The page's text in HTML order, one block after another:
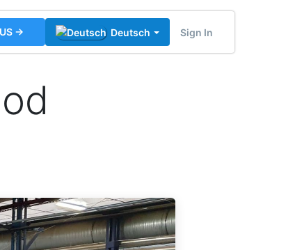
→ Deutsch Sign In